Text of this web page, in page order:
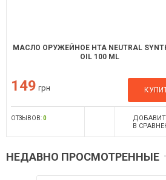
МАСЛО ОРУЖЕЙНОЕ HTA NEUTRAL
OIL 100 ML
149 грн
ОТЗЫВОВ:0
В
НЕДАВНО ПРОСМОТРЕННЫЕ